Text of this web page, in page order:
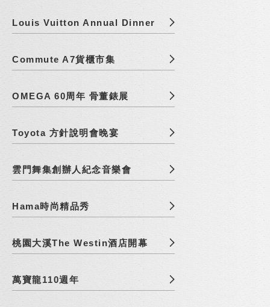
Louis Vuitton Annual Dinner
Commute A7貨櫃市集
OMEGA 60周年 骨董錶展
Toyota 方針說明會晚宴
雲門舞集創辦人紀念音樂會
Hama時尚精品秀
桃園大溪The Westin酒店開幕
萬寶龍110週年